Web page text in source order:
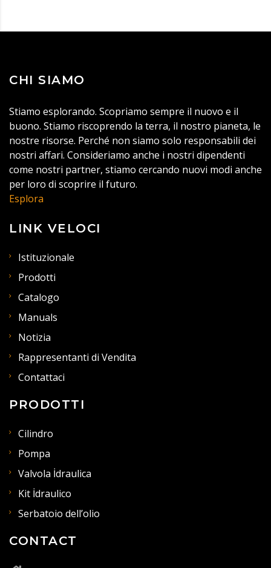
CHI SIAMO
Stiamo esplorando. Scopriamo sempre il nuovo e il
buono. Stiamo riscoprendo la terra, il nostro pianeta, le
nostre risorse. Perché non siamo solo responsabili dei
nostri affari. Consideriamo anche i nostri dipendenti
come nostri partner, stiamo cercando nuovi modi anche
per loro di scoprire il futuro.
Esplora
LINK VELOCI
Istituzionale
Prodotti
Catalogo
Manuals
Notizia
Rappresentanti di Vendita
Contattaci
PRODOTTI
Cilindro
Pompa
Valvola İdraulica
Kit İdraulico
Serbatoio dell’olio
CONTACT